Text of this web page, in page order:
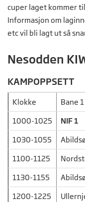
cuper laget kommer
Informasjon om
etc vil bli lagt ut så
Nesodden
KAMPOPPSETT
Klokke
Bane
1000-1025
NIF 1
1030-1055
1100-1125
1130-1155
1200-1225